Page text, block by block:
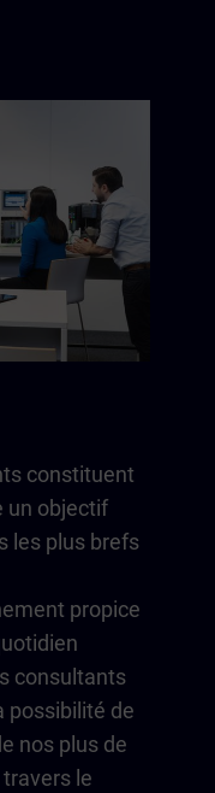
constituent
un objectif
les plus brefs
propice
consultants
possibilité de
nos plus de
le